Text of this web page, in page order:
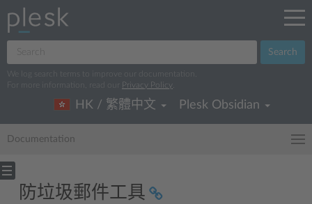
Search
We log search terms to improve our documentation.
For more information, read our
Privacy Policy
HK / 繁體中文 Plesk Obsidian
Documentation
防垃圾郵件工具